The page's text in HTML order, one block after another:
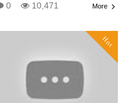
0 10,471 More
Hot